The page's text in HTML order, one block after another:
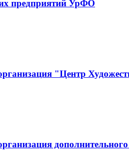
предприятий УрФО
"Центр